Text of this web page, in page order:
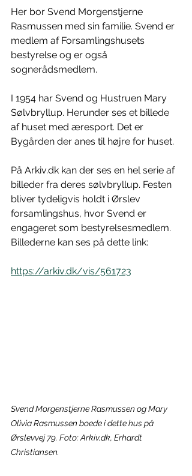
Her bor Svend Morgenstjerne
Rasmussen med sin familie. Svend er
medlem af Forsamlingshusets
bestyrelse og er også
sognerådsmedlem.
I 1954 har Svend og Hustruen Mary
Sølvbryllup. Herunder ses et billede
af huset med æresport. Det er
Bygården der anes til højre for huset.
På Arkiv.dk kan der ses en hel serie af
billeder fra deres sølvbryllup. Festen
bliver tydeligvis holdt i Ørslev
forsamlingshus, hvor Svend er
engageret som bestyrelsesmedlem.
Billederne kan ses på dette link:
https://arkiv.dk/vis/561723
Svend Morgenstjerne Rasmussen og Mary
Olivia Rasmussen boede i dette hus på
Ørslevvej 79. Foto: Arkiv.dk, Erhardt
Christiansen.